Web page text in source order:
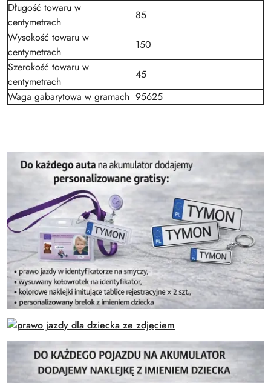
Długość towaru w
centymetrach
85
Wysokość towaru w
centymetrach
150
Szerokość towaru w
centymetrach
45
Waga gabarytowa w gramach 95625